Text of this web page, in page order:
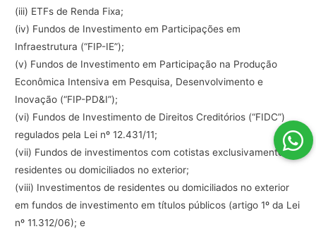
(iii) ETFs de Renda Fixa;
(iv) Fundos de Investimento em Participações em
Infraestrutura (“FIP-IE”);
(v) Fundos de Investimento em Participação na Produção
Econômica Intensiva em Pesquisa, Desenvolvimento e
Inovação (“FIP-PD&I”);
(vi) Fundos de Investimento de Direitos Creditórios (“FIDC”)
regulados pela Lei nº 12.431/11;
(vii) Fundos de investimentos com cotistas exclusivamente
residentes ou domiciliados no exterior;
(viii) Investimentos de residentes ou domiciliados no exterior
em fundos de investimento em títulos públicos (artigo 1º da Lei
nº 11.312/06); e